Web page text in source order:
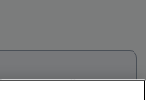
der Nähe